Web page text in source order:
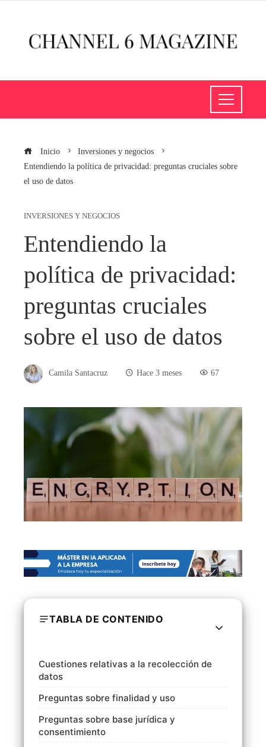
Inicio
Inversiones y negocios
Entendiendo la política de privacidad: preguntas cruciales sobre
el uso de datos
INVERSIONES Y NEGOCIOS
Entendiendo la
política de privacidad:
preguntas cruciales
sobre el uso de datos
Camila Santacruz Hace 3 meses 67
TABLA DE CONTENIDO
Cuestiones relativas a la recolección de
datos
Preguntas sobre finalidad y uso
Preguntas sobre base jurídica y
consentimiento